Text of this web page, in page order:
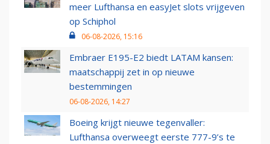
meer Lufthansa en easyJet slots vrijgeven
op Schiphol
06-08-2026, 15:16
Embraer E195-E2 biedt LATAM kansen:
maatschappij zet in op nieuwe
bestemmingen
06-08-2026, 14:27
Boeing krijgt nieuwe tegenvaller:
Lufthansa overweegt eerste 777-9’s te